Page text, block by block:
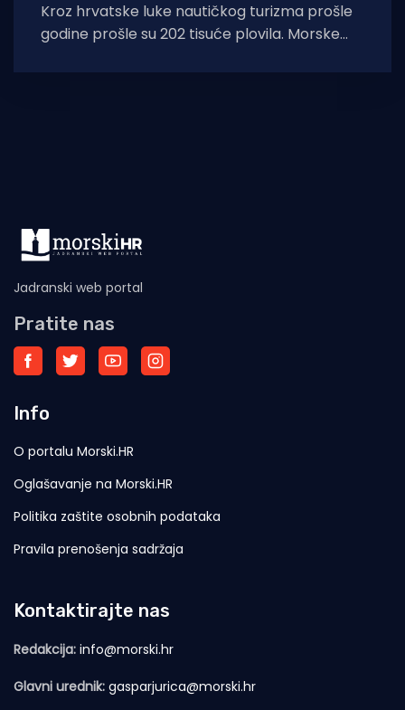
Kroz hrvatske luke nautičkog turizma prošle
godine prošle su 202 tisuće plovila. Morske
Jadranski web portal
Pratite nas
Info
O portalu Morski.HR
Oglašavanje na Morski.HR
Politika zaštite osobnih podataka
Pravila prenošenja sadržaja
Kontaktirajte nas
Redakcija: info@morski.hr
Glavni urednik: gasparjurica@morski.hr